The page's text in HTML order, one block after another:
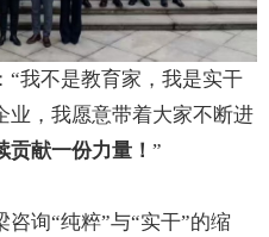
“我不是教育家，我是实干
业，我愿意带着大家不断进
献一份力量！ ”
询“纯粹”与“实干”的缩